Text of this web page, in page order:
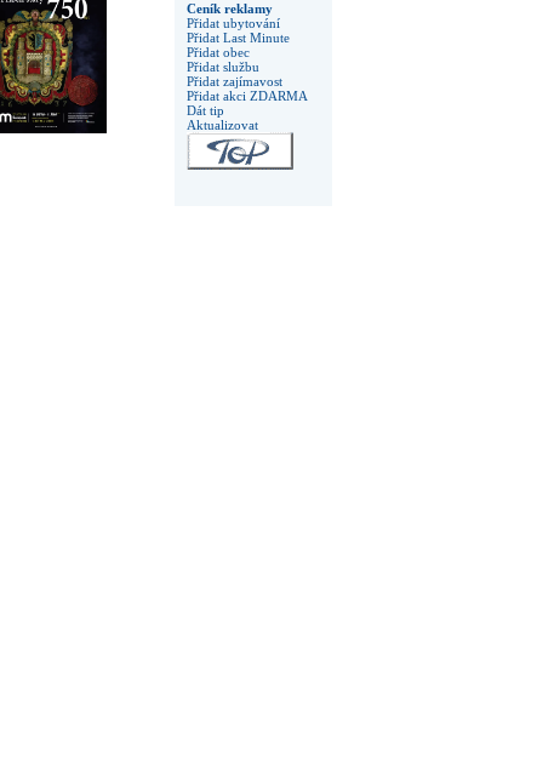
Ceník reklamy
Přidat ubytování
Přidat Last Minute
Přidat obec
Přidat službu
Přidat zajímavost
Přidat akci ZDARMA
Dát tip
Aktualizovat